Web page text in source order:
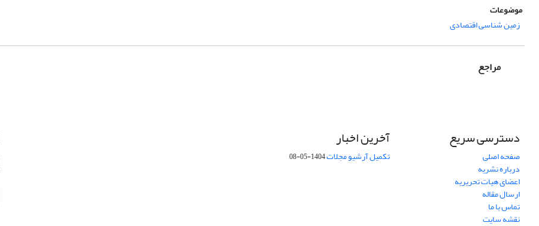
موضوعات
زمین شناسی اقتصادی
مراجع
دسترسی سریع
صفحه اصلی
درباره نشریه
اعضای هیات تحریریه
ارسال مقاله
تماس با ما
نقشه سایت
آخرین اخبار
تکمیل آرشیو مجلات1404-05-08